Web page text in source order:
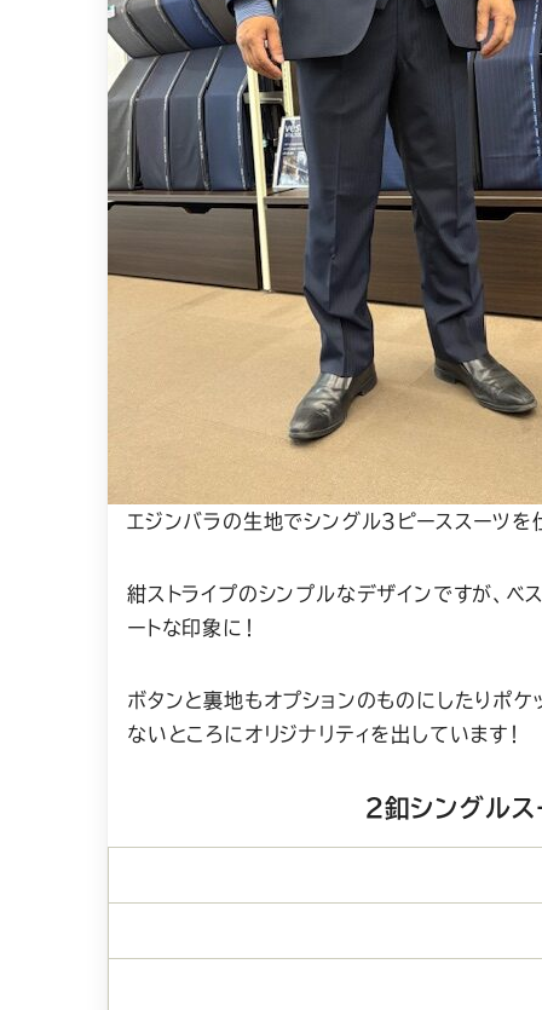
エジンバラの生地でシングル３ピーススーツを
紺ストライプのシンプルなデザインですが、ベ
ートな印象に！
ボタンと裏地もオプションのものにしたりポケ
ないところにオリジナリティを出しています！
２釦シングル